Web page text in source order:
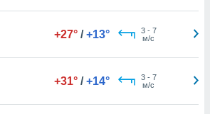
+27° / +13° 3- 7
м/с
+31° / +14° 3- 7
м/с